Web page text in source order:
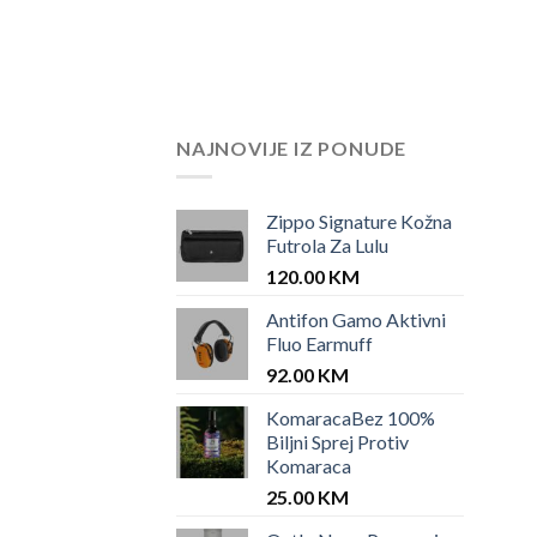
NAJNOVIJE IZ PONUDE
Zippo Signature Kožna
Futrola Za Lulu
120.00 KM
Antifon Gamo Aktivni
Fluo Earmuff
92.00 KM
KomaracaBez 100%
Biljni Sprej Protiv
Komaraca
25.00 KM